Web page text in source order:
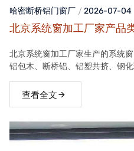
哈密断桥铝门窗厂 2026-07-04
北京系统窗加工厂家产品
北京系统窗加工厂家生产的系统
铝包木、断桥铝、铝塑共挤、钢
满足不同客户的需求。
查看全文